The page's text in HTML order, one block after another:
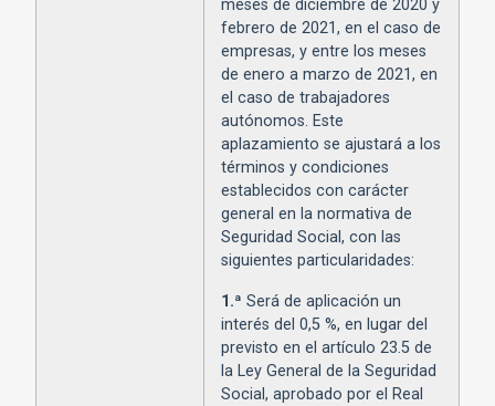
meses de diciembre de 2020 y
febrero de 2021, en el caso de
empresas, y entre los meses
de enero a marzo de 2021, en
el caso de trabajadores
autónomos. Este
aplazamiento se ajustará a los
términos y condiciones
establecidos con carácter
general en la normativa de
Seguridad Social, con las
siguientes particularidades:
1.ª Será de aplicación un
interés del 0,5 %, en lugar del
previsto en el artículo 23.5 de
la Ley General de la Seguridad
Social, aprobado por el Real